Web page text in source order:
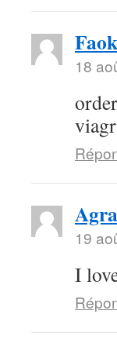
18
19
I